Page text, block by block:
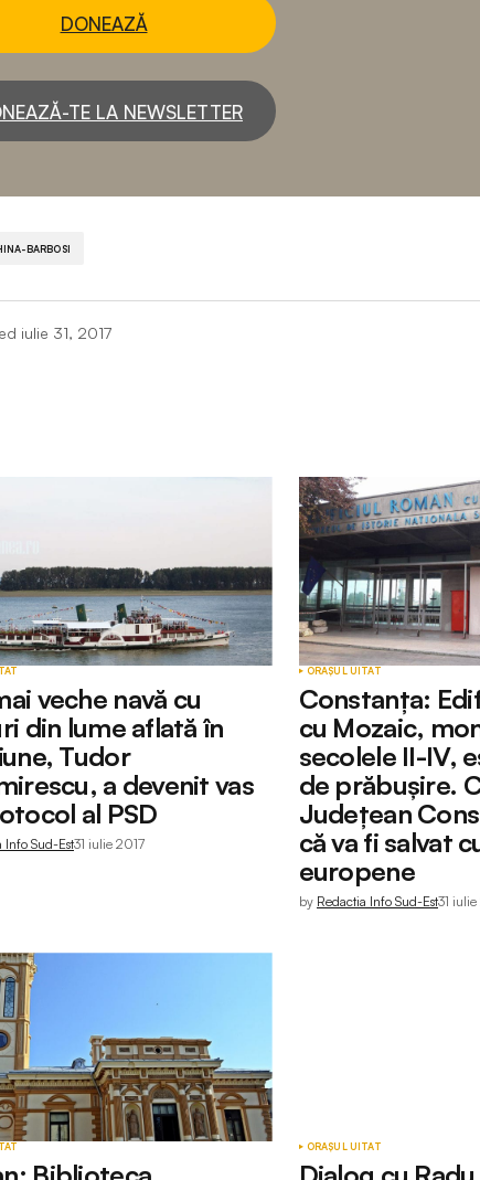
DONEAZĂ
TE LA NEWSLETTER
BARBOSI
iulie 31, 2017
veche navă cu
din lume aflată în
Tudor
a devenit vas
al PSD
Info Sud-Est31 iulie 2017
ORAȘUL UITAT
Constanța:
cu Mozaic,
secolele II-IV,
de prăbușire.
Județean
că va fi salvat
europene
by Redactia Info Sud-Est31
ORAȘUL UITAT